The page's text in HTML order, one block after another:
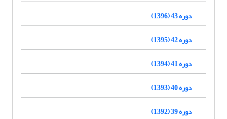
دوره 43 (1396)
دوره 42 (1395)
دوره 41 (1394)
دوره 40 (1393)
دوره 39 (1392)